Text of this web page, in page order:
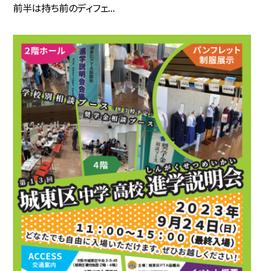
前半は持ち前のディフェ...